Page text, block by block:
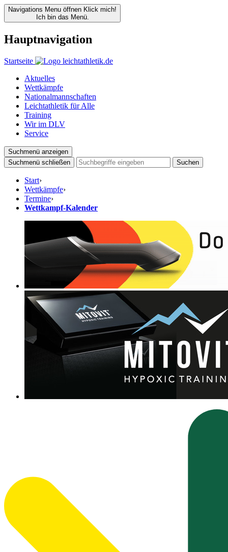
Navigations Menu öffnen Klick mich!
Ich bin das Menü.
Hauptnavigation
Startseite
Aktuelles
Wettkämpfe
Nationalmannschaften
Leichtathletik für Alle
Training
Wir im DLV
Service
Suchmenü anzeigen
Suchmenü schließen
Suchen
Start›
Wettkämpfe›
Termine›
Wettkampf-Kalender